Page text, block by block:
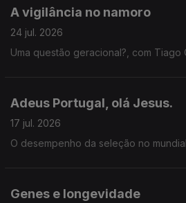
A vigilância no namoro
24 jul. 2026
Uma questão geracional?, com Tiago
Adeus Portugal, olá Jesus.
17 jul. 2026
O desempenho da seleção no
Genes e longevidade